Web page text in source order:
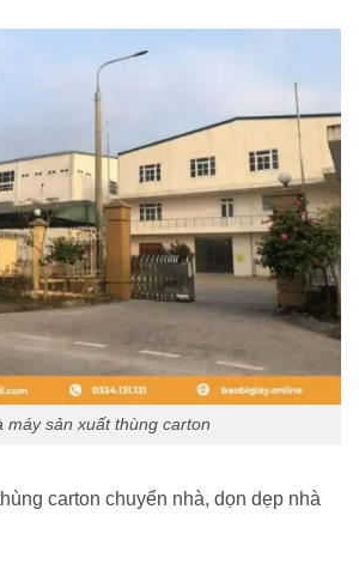
máy sản xuất thùng carton
carton chuyển nhà, dọn dẹp nhà